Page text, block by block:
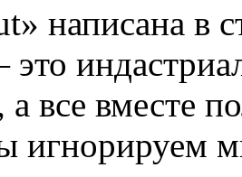
написана в
все вместе
игнорируем